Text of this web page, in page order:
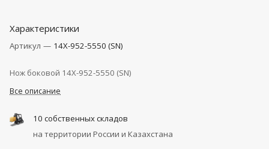
Характеристики
Артикул — 14X-952-5550 (SN)
Нож боковой 14X-952-5550 (SN)
Все описание
10 собственных складов
на территории России и Казахстана